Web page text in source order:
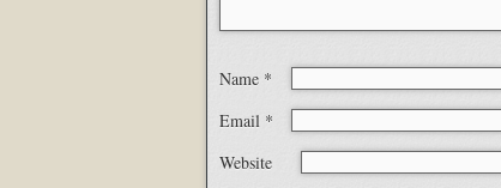
Name *
Email *
Website